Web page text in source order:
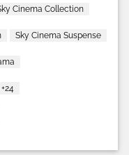
Cinema Collection
Sky Cinema Suspense